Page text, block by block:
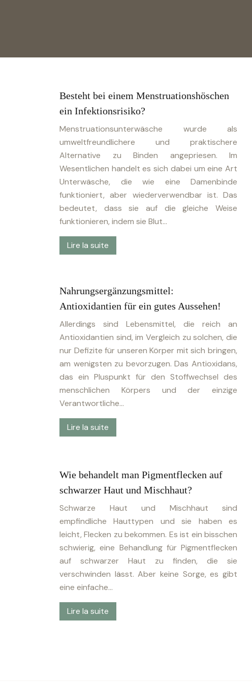
Besteht bei einem Menstruationshöschen
ein Infektionsrisiko?
Menstruationsunterwäsche wurde als
umweltfreundlichere und praktischere
Alternative zu Binden angepriesen. Im
Wesentlichen handelt es sich dabei um eine Art
Unterwäsche, die wie eine Damenbinde
funktioniert, aber wiederverwendbar ist. Das
bedeutet, dass sie auf die gleiche Weise
funktionieren, indem sie Blut…
Lire la suite
Nahrungsergänzungsmittel:
Antioxidantien für ein gutes Aussehen!
Allerdings sind Lebensmittel, die reich an
Antioxidantien sind, im Vergleich zu solchen, die
nur Defizite für unseren Körper mit sich bringen,
am wenigsten zu bevorzugen. Das Antioxidans,
das ein Pluspunkt für den Stoffwechsel des
menschlichen Körpers und der einzige
Verantwortliche…
Lire la suite
Wie behandelt man Pigmentflecken auf
schwarzer Haut und Mischhaut?
Schwarze Haut und Mischhaut sind
empfindliche Hauttypen und sie haben es
leicht, Flecken zu bekommen. Es ist ein bisschen
schwierig, eine Behandlung für Pigmentflecken
auf schwarzer Haut zu finden, die sie
verschwinden lässt. Aber keine Sorge, es gibt
eine einfache…
Lire la suite